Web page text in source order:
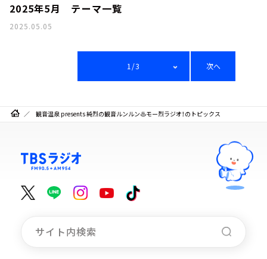
2025年5月 テーマ一覧
2025.05.05
1/3 次へ
観音温泉 presents 純烈の観音ルンルン♨モー烈ラジオ！のトピックス